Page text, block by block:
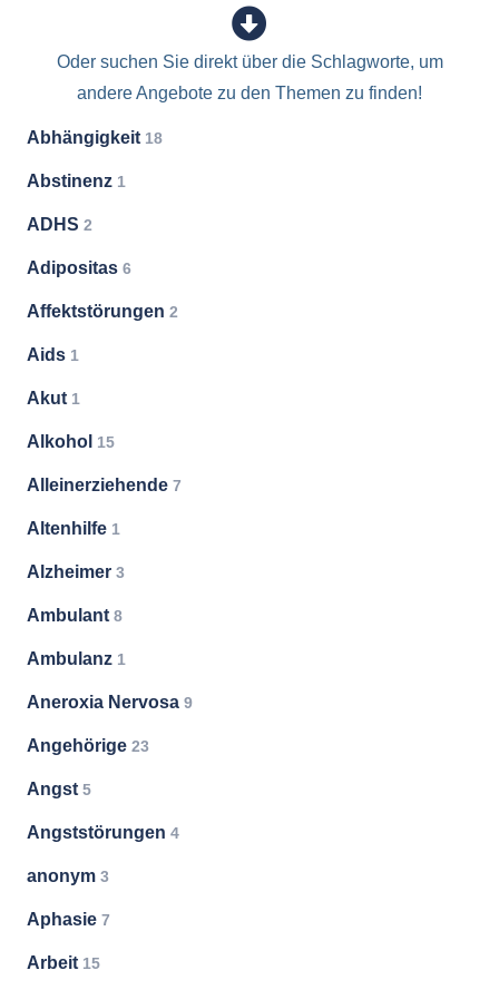
Oder suchen Sie direkt über die Schlagworte, um
andere Angebote zu den Themen zu finden!
Abhängigkeit 18
Abstinenz 1
ADHS 2
Adipositas 6
Affektstörungen 2
Aids 1
Akut 1
Alkohol 15
Alleinerziehende 7
Altenhilfe 1
Alzheimer 3
Ambulant 8
Ambulanz 1
Aneroxia Nervosa 9
Angehörige 23
Angst 5
Angststörungen 4
anonym 3
Aphasie 7
Arbeit 15